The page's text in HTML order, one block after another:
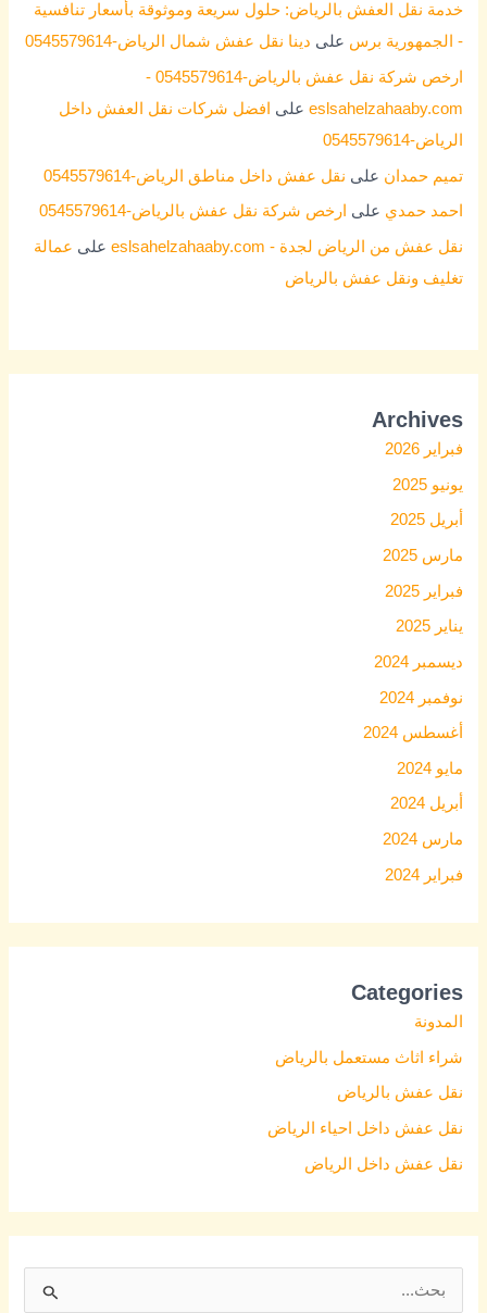
خدمة نقل العفش بالرياض: حلول سريعة وموثوقة بأسعار تنافسية
- الجمهورية برس على دينا نقل عفش شمال الرياض-0545579614
ارخص شركة نقل عفش بالرياض-0545579614 -
eslsahelzahaaby.com على
افضل شركات نقل العفش داخل
الرياض-0545579614
تميم حمدان على نقل عفش داخل مناطق الرياض-0545579614
احمد حمدي على ارخص شركة نقل عفش بالرياض-0545579614
نقل عفش من الرياض لجدة - eslsahelzahaaby.com على عمالة
تغليف ونقل عفش بالرياض
Archives
فبراير 2026
يونيو 2025
أبريل 2025
مارس 2025
فبراير 2025
يناير 2025
ديسمبر 2024
نوفمبر 2024
أغسطس 2024
مايو 2024
أبريل 2024
مارس 2024
فبراير 2024
Categories
المدونة
شراء اثاث مستعمل بالرياض
نقل عفش بالرياض
نقل عفش داخل احياء الرياض
نقل عفش داخل الرياض